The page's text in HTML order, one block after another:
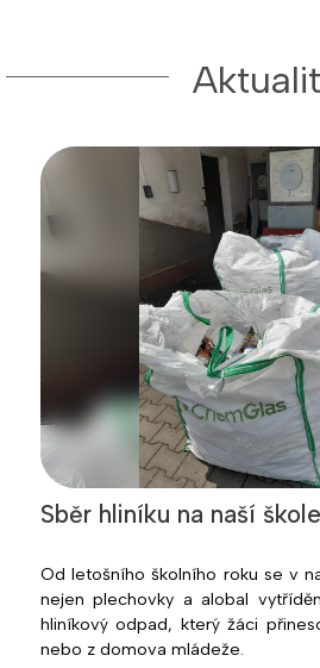
Sběr hliníku na naší škole
Od letošního školního roku se v
nejen plechovky a alobal
hliníkový odpad, který žáci
nebo z domova mládeže.